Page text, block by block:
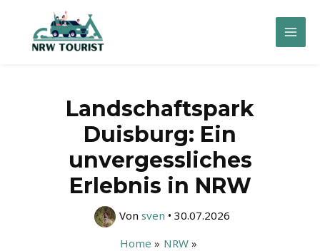
springen
Main
Landschaftspark
Duisburg: Ein
unvergessliches
Erlebnis in NRW
Von sven • 30.07.2026
Home
NRW